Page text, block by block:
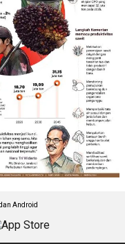
Android